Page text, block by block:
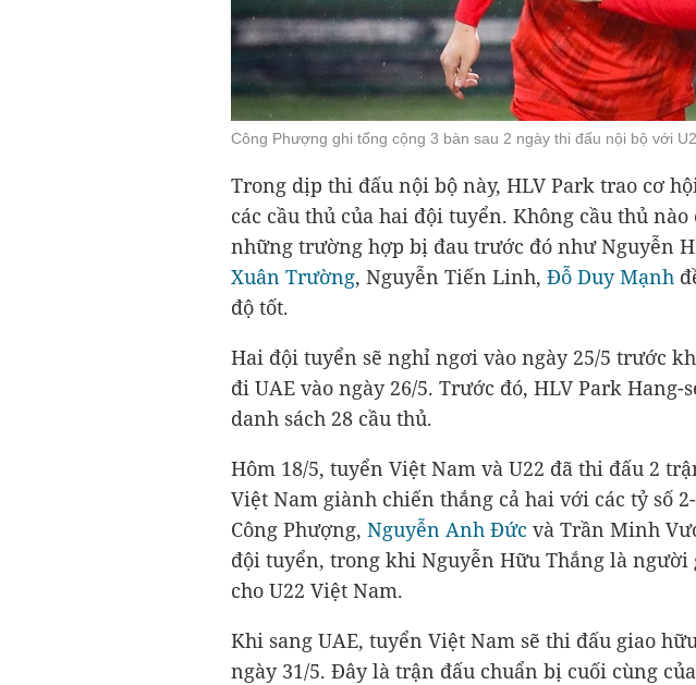
Công Phượng ghi tổng cộng 3 bàn sau 2 ngày thi đấu nội bộ với
Trong dịp thi đấu nội bộ này, HLV Park trao cơ
các cầu thủ của hai đội tuyển. Không cầu thủ
những trường hợp bị đau trước đó như Nguyễn
Xuân Trường, Nguyễn Tiến Linh, Đỗ Duy Mạnh
độ tốt.
Hai đội tuyển sẽ nghỉ ngơi vào ngày 25/5 trước
đi UAE vào ngày 26/5. Trước đó, HLV Park Hang-
danh sách 28 cầu thủ.
Hôm 18/5, tuyển Việt Nam và U22 đã thi đấu 2
Việt Nam giành chiến thắng cả hai với các tỷ số
Công Phượng, Nguyễn Anh Đức và Trần Minh
đội tuyển, trong khi Nguyễn Hữu Thắng là
cho U22 Việt Nam.
Khi sang UAE, tuyển Việt Nam sẽ thi đấu giao
ngày 31/5. Đây là trận đấu chuẩn bị cuối cùng